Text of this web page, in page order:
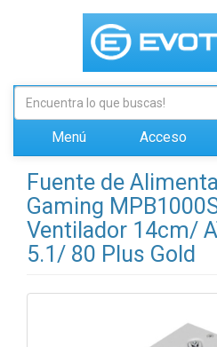
Menú Acceso
Fuente de
Gaming
Ventilador 14cm/
5.1/ 80 Plus Gold